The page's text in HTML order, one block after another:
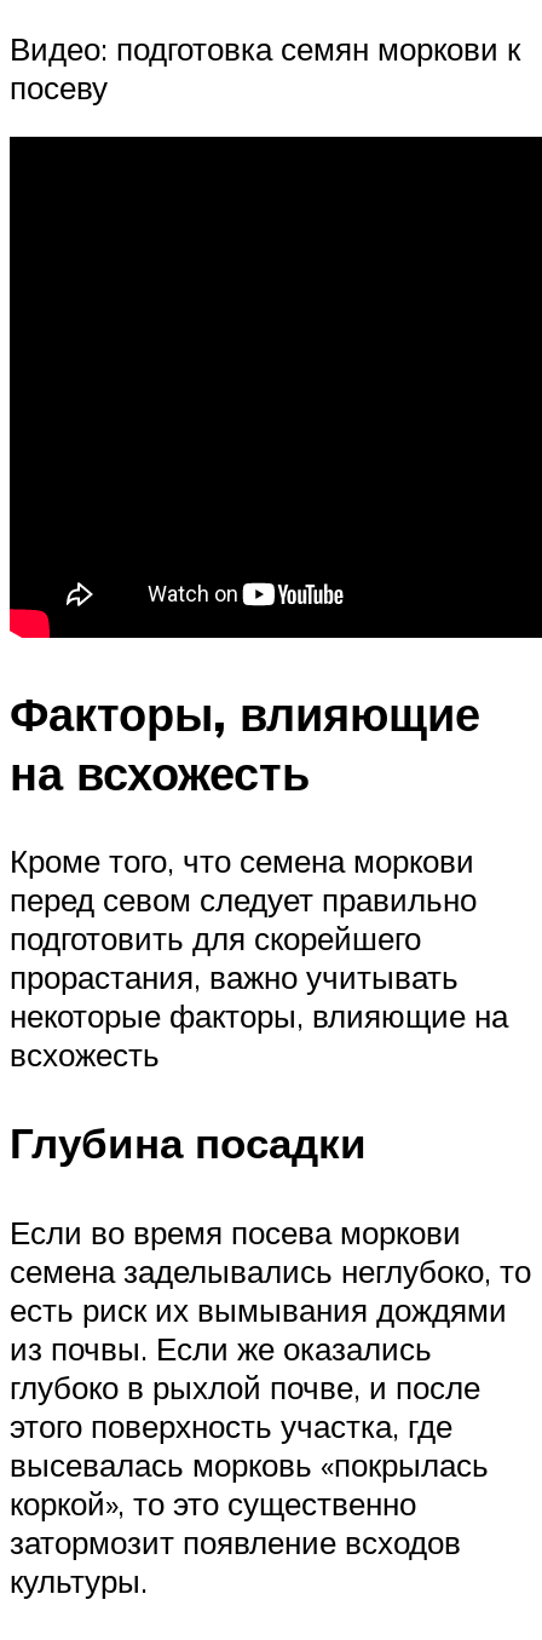
Видео: подготовка семян моркови к
посеву
Факторы, влияющие
на всхожесть
Кроме того, что семена моркови
перед севом следует правильно
подготовить для скорейшего
прорастания, важно учитывать
некоторые факторы, влияющие на
всхожесть
Глубина посадки
Если во время посева моркови
семена заделывались неглубоко, то
есть риск их вымывания дождями
из почвы. Если же оказались
глубоко в рыхлой почве, и после
этого поверхность участка, где
высевалась морковь «покрылась
коркой», то это существенно
затормозит появление всходов
культуры.